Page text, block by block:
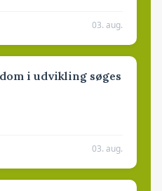
03. aug.
i udvikling søges
03. aug.